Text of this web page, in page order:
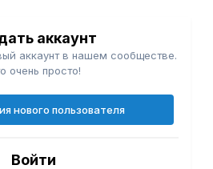
аккаунт
аккаунт в нашем сообществе.
очень просто!
нового пользователя
Войти